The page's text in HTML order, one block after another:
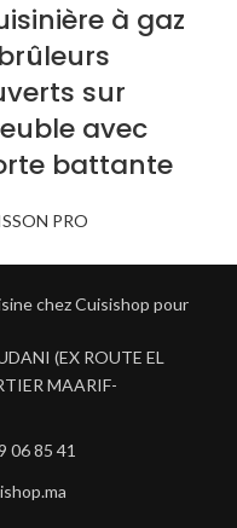
à gaz
sur
avec
battante
PRO
chez Cuisishop pour
(EX ROUTE EL
MAARIF-
06 85 41